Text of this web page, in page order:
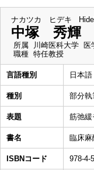
ナカツカ ヒデキ
中塚 秀輝
所属
川崎医科大学
職種 特任教授
言語種別 日本語
種別 部分執
表題 筋弛緩
書名 臨床麻
ISBNコード 978-4-